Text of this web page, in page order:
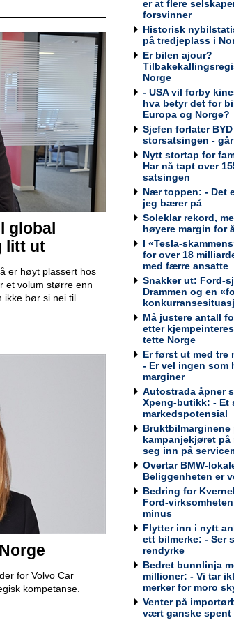
global
litt ut
er høyt plassert hos
et volum større enn
bør si nei til.
for Volvo Car
kompetanse.
Møller Bil Outlet
Sulland
Teknisk
Viking
Avdelingsleder /
Mekonomen
Bilmekaniker /
Tesla
Bilmekaniker /
Bodø
Tesla
Bilmekaniker /
Tesla
er at flere
forsvinner
Historisk
på tredjeplass i
Er bilen ajour?
Norge
- USA vil forby
hva betyr det for
Europa og Norge?
Sjefen forlater
storsatsingen -
Nytt stortap for
Har nå tapt over
satsingen
Nær toppen: - Det
jeg bærer på
Soleklar rekord,
høyere margin for
I «Tesla-
for over 18
med færre ansatte
Snakker ut: Ford-
Drammen og en
Må justere antall
etter
tette Norge
Er først ut med tre
- Er vel ingen som
marginer
Autostrada åpner
Xpeng-butikk: - Et
markedspotensial
Bruktbilmarginene
kampanjekjøret
seg inn på
Overtar BMW-
Beliggenheten er
Bedring for
Ford-
minus
Flytter inn i nytt
ett bilmerke: - Ser
rendyrke
Bedret bunnlinja
millioner: - Vi tar
merker for moro
Venter på
vært ganske spent